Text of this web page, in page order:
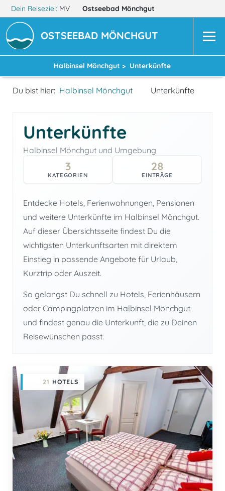
Dein Reiseziel: MV Ostseebad Mönchgut
OSTSEEBAD MÖNCHGUT
Halbinsel Mönchgut > Unterkünfte
Du bist hier: Halbinsel Mönchgut Unterkünfte
Unterkünfte
Halbinsel Mönchgut und Umgebung
3
KATEGORIEN
28
EINTRÄGE
Entdecke Hotels, Ferienwohnungen, Pensionen
und weitere Unterkünfte im Halbinsel Mönchgut.
Auf dieser Übersichtsseite findest Du die
wichtigsten Unterkunftsarten mit direktem
Einstieg in passende Angebote für Urlaub,
Kurztrip oder Auszeit.
So gelangst Du schnell zu Hotels, Ferienhäusern
oder Campingplätzen im Halbinsel Mönchgut
und findest genau die Unterkunft, die zu Deinen
Reisewünschen passt.
21 HOTELS